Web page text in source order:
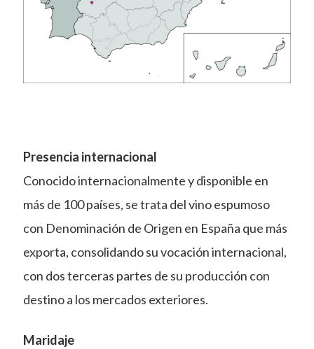
Presencia internacional
Conocido internacionalmente y disponible en
más de 100 países, se trata del vino espumoso
con Denominación de Origen en España que más
exporta, consolidando su vocación internacional,
con dos terceras partes de su producción con
destino a los mercados exteriores.
Maridaje